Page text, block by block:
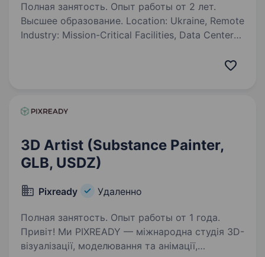
Полная занятость. Опыт работы от 2 лет.
Высшее образование. Location: Ukraine, Remote
Industry: Mission-Critical Facilities, Data Centers
Agreement for Provision of Services (long-term)
3D Artist (Substance Painter,
GLB, USDZ)
Pixready Удаленно
Полная занятость. Опыт работы от 1 года.
Привіт! Ми PIXREADY — міжнародна студія 3D-
візуалізації, моделювання та анімації,